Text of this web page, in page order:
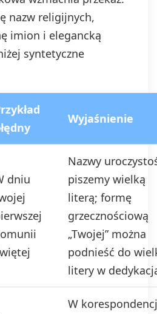
nazw religijnych,
imion i elegancką
syntetyczne
Wyjaśnienie
dniu
Nazwy
piszemy wielką
literą; formę
grzecznościową
„Twojej” można
podnieść do
litery w
W